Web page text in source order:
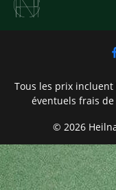
© 2026
Tous les prix
éventuels frais